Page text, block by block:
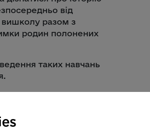
від
вишколу разом з
родин полонених
таких навчань
усвідомленим